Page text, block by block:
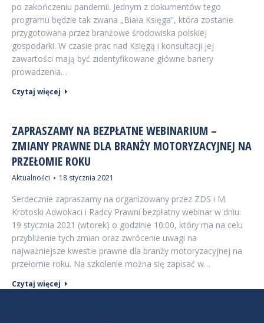
po zakończeniu pandemii. Jednym z dokumentów tego
programu będzie tak zwana „Biała Księga”, która zostanie
przygotowana przez branżowe środowiska polskiej
gospodarki. W czasie prac nad Księgą i konsultacji jej
zawartości mają być zidentyfikowane główne bariery
prowadzenia…
Czytaj więcej
ZAPRASZAMY NA BEZPŁATNE WEBINARIUM –
ZMIANY PRAWNE DLA BRANŻY MOTORYZACYJNEJ NA
PRZEŁOMIE ROKU
Aktualności 18 stycznia 2021
Serdecznie zapraszamy na organizowany przez ZDS i M.
Krotoski Adwokaci i Radcy Prawni bezpłatny webinar w dniu:
19 stycznia 2021 (wtorek) o godzinie 10:00, który ma na celu
przybliżenie tych zmian oraz zwrócenie uwagi na
najważniejsze kwestie prawne dla branży motoryzacyjnej na
przełomie roku. Na szkolenie można się zapisać w…
Czytaj więcej